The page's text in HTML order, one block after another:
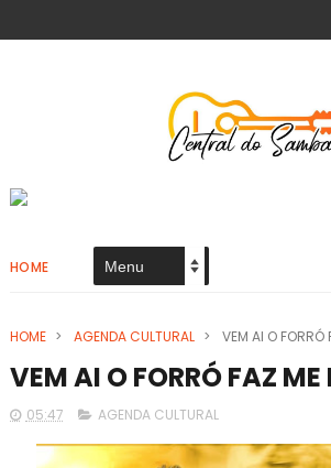
HOME
HOME > AGENDA CULTURAL > VEM AI O FORRÓ
VEM AI O FORRÓ FAZ ME
05:47 AGENDA CULTURAL